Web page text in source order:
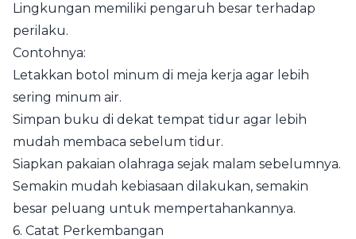
Lingkungan memiliki pengaruh besar terhadap
perilaku.
Contohnya:
Letakkan botol minum di meja kerja agar lebih
sering minum air.
Simpan buku di dekat tempat tidur agar lebih
mudah membaca sebelum tidur.
Siapkan pakaian olahraga sejak malam sebelumnya.
Semakin mudah kebiasaan dilakukan, semakin
besar peluang untuk mempertahankannya.
6. Catat Perkembangan